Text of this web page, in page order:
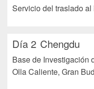
Servicio del traslado al
Día 2 Chengdu
Base de Investigación
Olla Caliente, Gran